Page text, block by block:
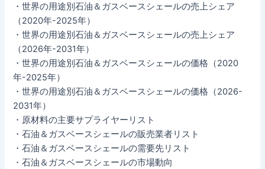
・世界の用途別石油＆ガスベースシェールの売上シェア
（2020年-2025年）
・世界の用途別石油＆ガスベースシェールの売上シェア
（2026年-2031年）
・世界の用途別石油＆ガスベースシェールの価格（2020
年-2025年）
・世界の用途別石油＆ガスベースシェールの価格（2026-
2031年）
・原材料の主要サプライヤーリスト
・石油＆ガスベースシェールの販売業者リスト
・石油＆ガスベースシェールの需要先リスト
・石油＆ガスベースシェールの市場動向